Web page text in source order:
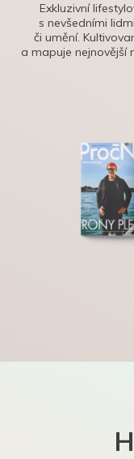
Exkluzivní
s nevšedními
či umění.
a mapuje nejnovější